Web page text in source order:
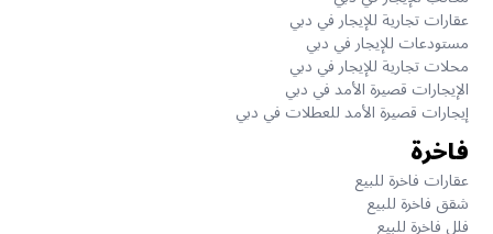
عقارات تجارية للإيجار في دبي
مستودعات للإيجار في دبي
محلات تجارية للإيجار في دبي
الإيجارات قصيرة الأمد في دبي
إيجارات قصيرة الأمد للعطلات في دبي
فاخرة
عقارات فاخرة للبيع
شقق فاخرة للبيع
فلل فاخرة للبيع